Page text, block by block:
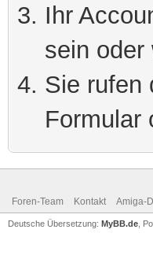
Ihr
sein oder
Sie rufen
Formular
Foren-Team Kontakt Amiga-
Deutsche Übersetzung: MyBB.de ,